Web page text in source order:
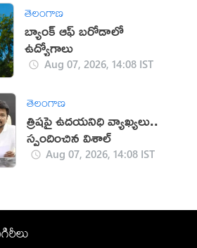
తెలంగాణ
బ్యాంక్ ఆఫ్ బరోడాలో
ఉద్యోగాలు
Aug 07, 2026, 14:08 IST
తెలంగాణ
త్రిషపై ఉదయనిధి వ్యాఖ్యలు..
స్పందించిన విశాల్
Aug 07, 2026, 14:08 IST